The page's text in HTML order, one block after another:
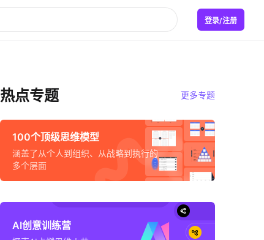
登录/注册
热点专题 更多专题
100个顶级思维模型
涵盖了从个人到组织、从战略到执行的
多个层面
AI创意训练营